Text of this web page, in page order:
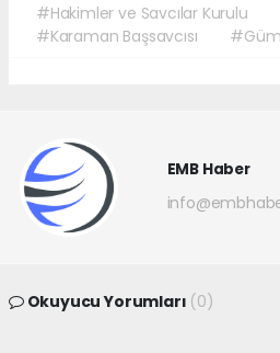
#Hakimler ve Savcılar Kurulu
#Karaman Başsavcısı
EMB Haber
Okuyucu Yorumları (0)